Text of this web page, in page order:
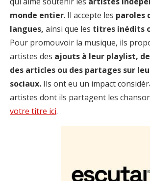
monde entier. Il accepte les paroles
langues, ainsi que les titres inédits
Pour promouvoir la musique, ils
artistes des ajouts à leur playlist,
des articles ou des partages sur
sociaux. Ils ont eu un impact
artistes dont ils partagent les
votre titre ici.